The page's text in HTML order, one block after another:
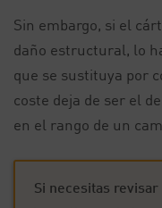
Sin embargo, si el
daño estructural, lo
que se sustituya por
coste deja de ser el
en el rango de un
Si necesitas revisar